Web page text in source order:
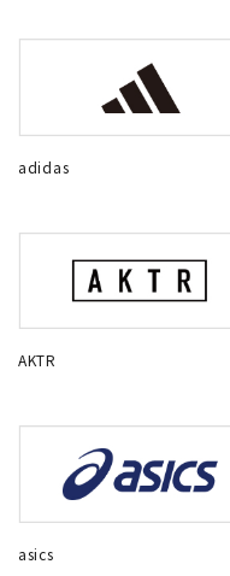
adidas
AKTR
asics